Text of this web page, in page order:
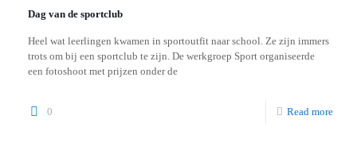
Dag van de sportclub
Heel wat leerlingen kwamen in sportoutfit naar school. Ze zijn immers
trots om bij een sportclub te zijn. De werkgroep Sport organiseerde
een fotoshoot met prijzen onder de
0 Read more